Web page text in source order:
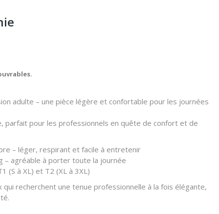
adulte – une pièce légère et confortable pour les journées
parfait pour les professionnels en quête de confort et de
– léger, respirant et facile à entretenir
agréable à porter toute la journée
(S à XL) et T2 (XL à 3XL)
recherchent une tenue professionnelle à la fois élégante,